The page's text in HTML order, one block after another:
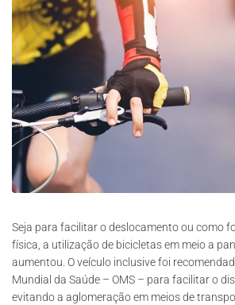
Seja para facilitar o deslocamento ou como
física, a utilização de bicicletas em meio a
aumentou. O veículo inclusive foi
Mundial da Saúde – OMS – para facilitar o
evitando a aglomeração em meios de